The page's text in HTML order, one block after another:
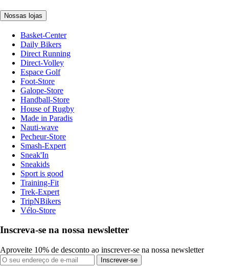
Nossas lojas
Basket-Center
Daily Bikers
Direct Running
Direct-Volley
Espace Golf
Foot-Store
Galope-Store
Handball-Store
House of Rugby
Made in Paradis
Nauti-wave
Pecheur-Store
Smash-Expert
Sneak'In
Sneakids
Sport is good
Training-Fit
Trek-Expert
TripNBikers
Vélo-Store
Inscreva-se na nossa newsletter
Aproveite 10% de desconto ao inscrever-se na nossa newsletter
Inscrever-se